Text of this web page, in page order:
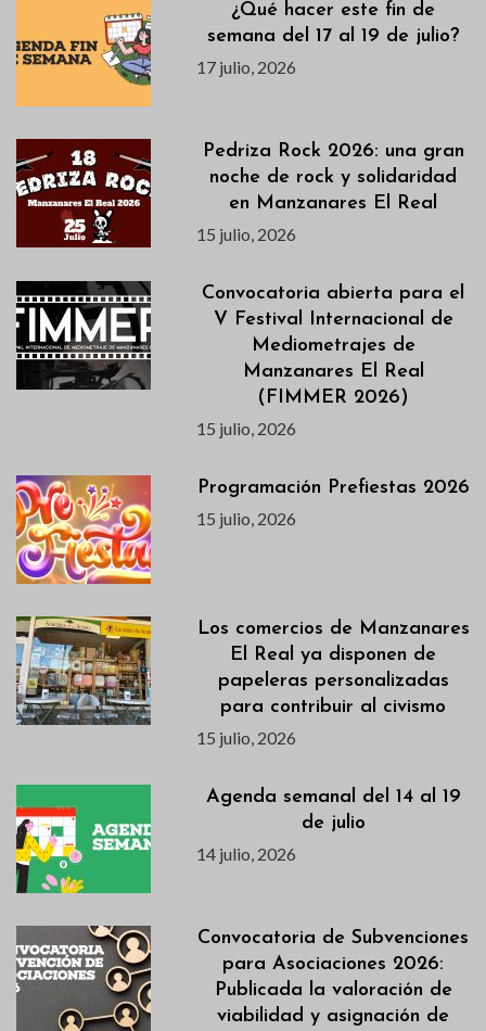
¿Qué hacer este fin de
semana del 17 al 19 de julio?
17 julio, 2026
Pedriza Rock 2026: una gran
noche de rock y solidaridad
en Manzanares El Real
15 julio, 2026
Convocatoria abierta para el
V Festival Internacional de
Mediometrajes de
Manzanares El Real
(FIMMER 2026)
15 julio, 2026
Programación Prefiestas 2026
15 julio, 2026
Los comercios de Manzanares
El Real ya disponen de
papeleras personalizadas
para contribuir al civismo
15 julio, 2026
Agenda semanal del 14 al 19
de julio
14 julio, 2026
Convocatoria de Subvenciones
para Asociaciones 2026:
Publicada la valoración de
viabilidad y asignación de